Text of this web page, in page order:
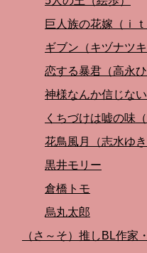
巨人族の花嫁（ｉ
ギブン（キヅナツキ
恋する暴君（高永ひ
神様なんか信じな
くちづけは嘘の味
花鳥風月（志水ゆき
黒井モリー
倉橋トモ
烏丸太郎
（さ～そ）推しBL作家